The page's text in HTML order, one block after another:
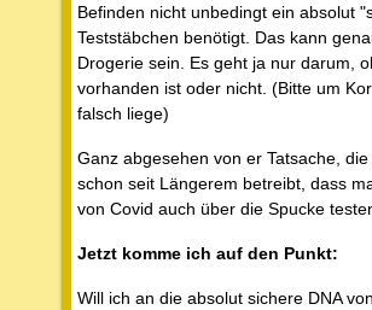
Befinden nicht unbedingt ein absolut
Teststäbchen benötigt. Das kann
Drogerie sein. Es geht ja nur darum,
vorhanden ist oder nicht. (Bitte um
falsch liege)
Ganz abgesehen von er Tatsache,
schon seit Längerem betreibt, dass
von Covid auch über die Spucke
Jetzt komme ich auf den Punkt:
Will ich an die absolut sichere DNA